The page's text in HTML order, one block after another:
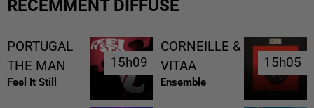
RÉCEMMENT DIFFUSÉ
PORTUGAL
THE MAN
Feel It Still
15h09
15h09
CORNEILLE &
VITAA
Ensemble
15h05
15h05